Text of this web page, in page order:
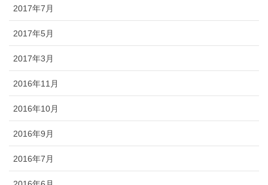
2017年7月
2017年5月
2017年3月
2016年11月
2016年10月
2016年9月
2016年7月